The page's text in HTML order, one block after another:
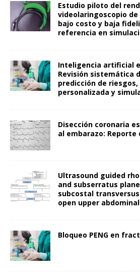
Estudio piloto del
videolaringoscopio
bajo costo y baja
referencia en
Inteligencia artificial
Revisión sistemática
predicción de
personalizada y
Disección coronaria
al embarazo: Reporte
Ultrasound guided
and subserratus
subcostal
open upper
Bloqueo PENG en